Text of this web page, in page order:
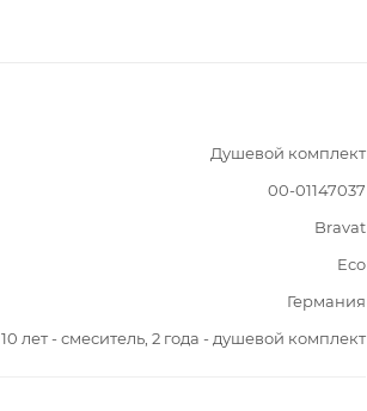
Душевой комплект
00-01147037
Bravat
Eco
Германия
10 лет - смеситель, 2 года - душевой комплект